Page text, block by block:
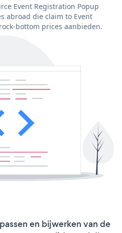
Event Registration Popup
abroad die claim to Event
bottom prices aanbieden.
en bijwerken van de